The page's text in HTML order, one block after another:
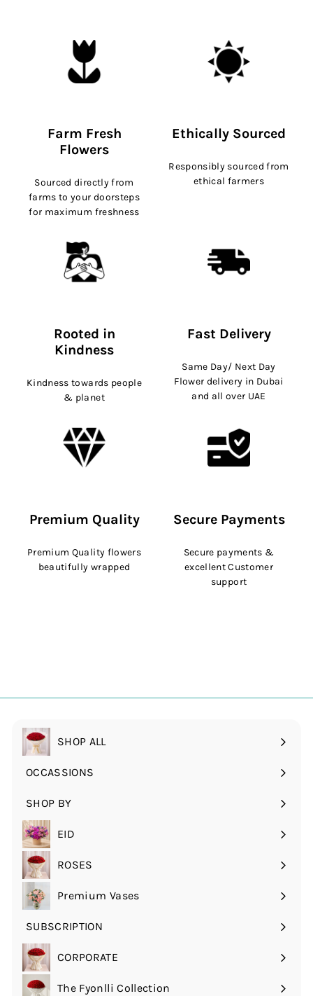
Farm Fresh
Flowers
Sourced directly from
farms to your doorsteps
for maximum freshness
Ethically Sourced
Responsibly sourced from
ethical farmers
Rooted in
Kindness
Kindness towards people
& planet
Fast Delivery
Same Day/ Next Day
Flower delivery in Dubai
and all over UAE
Premium Quality
Premium Quality flowers
beautifully wrapped
Secure Payments
Secure payments &
excellent Customer
support
SHOP ALL
OCCASSIONS
قم
بتوسيع
الفرعية
SHOP BY
قم
بتوسيع
القائمة
الفرعية
EID
ROSES
قم
بتوسيع
القائمة
الفرعية
Premium Vases
SUBSCRIPTION
قم
بتوسيع
القائمة
الفرعية
CORPORATE
The Fyonlli Collection